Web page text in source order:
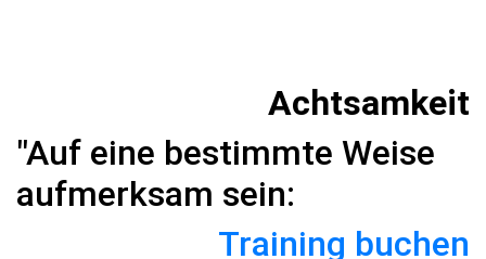
Achtsamkeit
"Auf eine bestimmte Weise
aufmerksam sein:
Training buchen